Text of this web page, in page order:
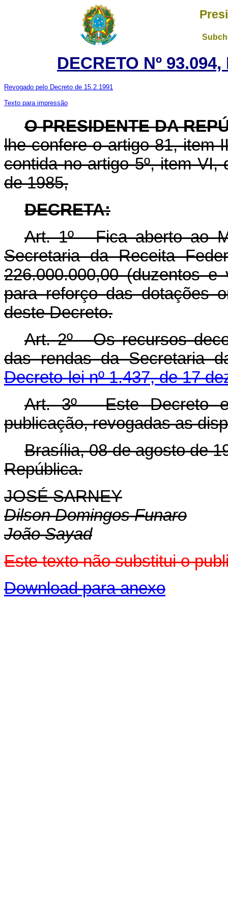
DECRETO Nº
Revogado pelo Decreto de 15.2.1991
Texto para impressão
O PRESIDENTE DA
lhe confere o artigo 81, item
contida no artigo 5º, item VI,
de 1985,
DECRETA:
Art. 1º - Fica aberto ao
Secretaria da Receita
226.000.000,00 (duzentos
para reforço das dotações
deste Decreto.
Art. 2º - Os recursos
das rendas da Secretaria
Decreto-lei nº 1.437, de 17
Art. 3º - Este Decreto
publicação, revogadas as
Brasília, 08 de agosto de
República.
JOSÉ SARNEY
Dilson Domingos Funaro
João Sayad
Este texto não substitui o
Download para anexo